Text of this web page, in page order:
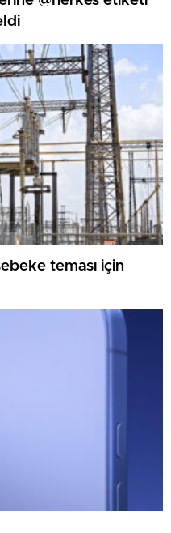
teması için